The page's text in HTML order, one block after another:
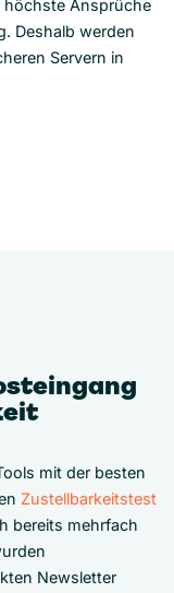
höchste Ansprüche
Deshalb werden
Servern in
mit der besten
Zustellbarkeitstest
bereits mehrfach
Newsletter